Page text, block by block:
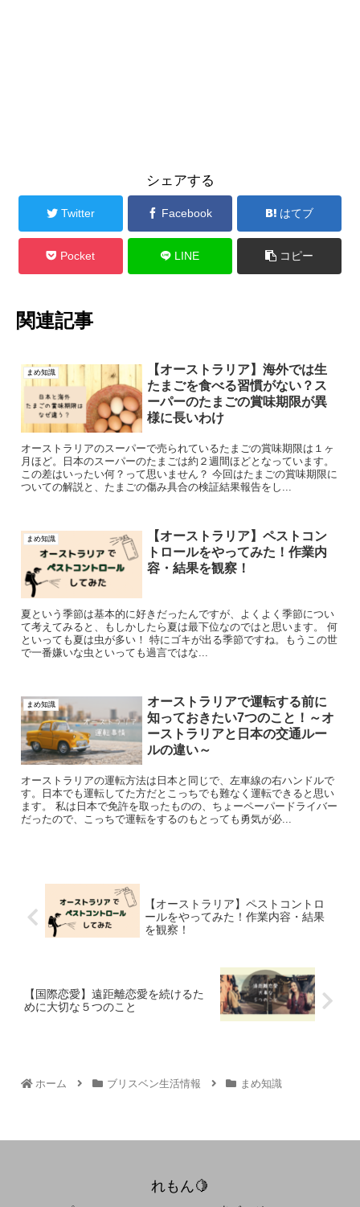
シェアする
Twitter Facebook はてブ
Pocket LINE コピー
関連記事
まめ知識
【オーストラリア】海外では生
たまごを食べる習慣がない？ス
ーパーのたまごの賞味期限が異
様に長いわけ
オーストラリアのスーパーで売られているたまごの賞味期限は１ヶ
月ほど。日本のスーパーのたまごは約２週間ほどとなっています。
この差はいったい何？って思いません？ 今回はたまごの賞味期限に
ついての解説と、たまごの傷み具合の検証結果報告をし...
まめ知識
【オーストラリア】ペストコン
トロールをやってみた！作業内
容・結果を観察！
夏という季節は基本的に好きだったんですが、よくよく季節につい
て考えてみると、もしかしたら夏は最下位なのではと思います。 何
といっても夏は虫が多い！ 特にゴキが出る季節ですね。もうこの世
で一番嫌いな虫といっても過言ではな...
まめ知識
オーストラリアで運転する前に
知っておきたい7つのこと！～オ
ーストラリアと日本の交通ルー
ルの違い～
オーストラリアの運転方法は日本と同じで、左車線の右ハンドルで
す。日本でも運転してた方だとこっちでも難なく運転できると思い
ます。 私は日本で免許を取ったものの、ちょーペーパードライバー
だったので、こっちで運転をするのもとっても勇気が必...
【オーストラリア】ペストコントロ
ールをやってみた！作業内容・結果
を観察！
【国際恋愛】遠距離恋愛を続けるた
めに大切な５つのこと
ホーム ブリスベン生活情報 まめ知識
れもん🍋